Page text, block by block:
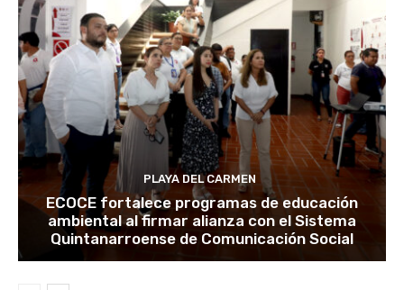
PLAYA DEL CARMEN
ECOCE fortalece programas de educación
ambiental al firmar alianza con el Sistema
Quintanarroense de Comunicación Social